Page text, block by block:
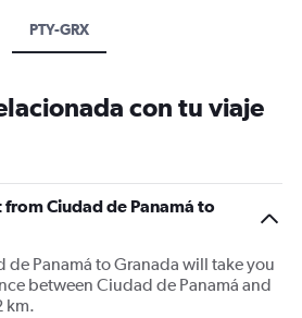
PTY-GRX
con tu viaje
Ciudad de Panamá to
Panamá to Granada will take you
between Ciudad de Panamá and
km.